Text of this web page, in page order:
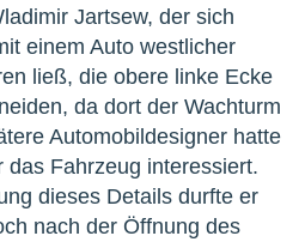
Jartsew, der sich
einem Auto westlicher
ließ, die obere linke Ecke
da dort der Wachturm
Automobildesigner hatte
Fahrzeug interessiert.
dieses Details durfte er
nach der Öffnung des